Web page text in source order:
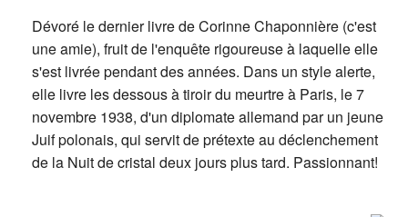
Dévoré le dernier livre de Corinne Chaponnière (c'est
une amie), fruit de l'enquête rigoureuse à laquelle elle
s'est livrée pendant des années. Dans un style alerte,
elle livre les dessous à tiroir du meurtre à Paris, le 7
novembre 1938, d'un diplomate allemand par un jeune
Juif polonais, qui servit de prétexte au déclenchement
de la Nuit de cristal deux jours plus tard. Passionnant!